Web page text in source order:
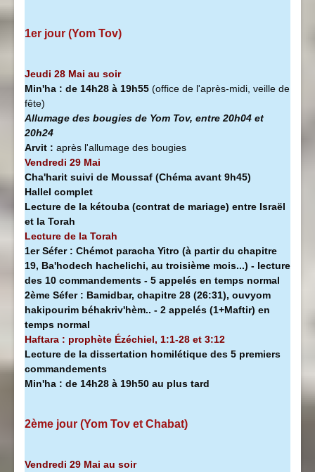
1er jour (Yom Tov)
Jeudi 28 Mai au soir
Min'ha : de 14h28 à 19h55 (office de l'après-midi, veille de
fête)
Allumage des bougies de Yom Tov, entre 20h04 et
20h24
Arvit : après l'allumage des bougies
Vendredi 29 Mai
Cha'harit suivi de Moussaf (Chéma avant 9h45)
Hallel complet
Lecture de la kétouba (contrat de mariage) entre Israël
et la Torah
Lecture de la Torah
1er Séfer : Chémot paracha Yitro (à partir du chapitre
19, Ba'hodech hachelichi, au troisième mois...) - lecture
des 10 commandements - 5 appelés en temps normal
2ème Séfer : Bamidbar, chapitre 28 (26:31), ouvyom
hakipourim béhakriv'hèm.. - 2 appelés (1+Maftir) en
temps normal
Haftara : prophète Ézéchiel, 1:1-28 et 3:12
Lecture de la dissertation homilétique des 5 premiers
commandements
Min'ha : de 14h28 à 19h50 au plus tard
2ème jour (Yom Tov et Chabat)
Vendredi 29 Mai au soir